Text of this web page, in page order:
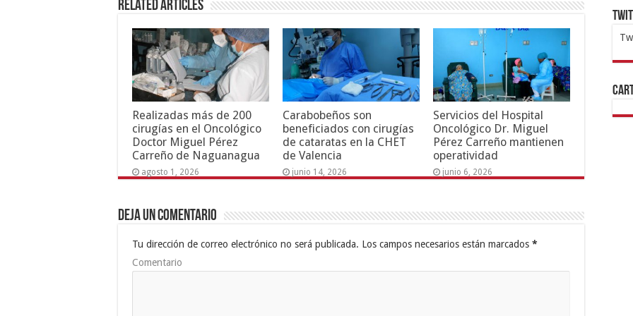
Related Articles
Realizadas más de 200
cirugías en el Oncológico
Doctor Miguel Pérez
Carreño de Naguanagua
agosto 1, 2026
Carabobeños son
beneficiados con cirugías
de cataratas en la CHET
de Valencia
junio 14, 2026
Servicios del Hospital
Oncológico Dr. Miguel
Pérez Carreño mantienen
operatividad
junio 6, 2026
Deja un comentario
Tu dirección de correo electrónico no será publicada. Los campos necesarios están marcados *
Comentario